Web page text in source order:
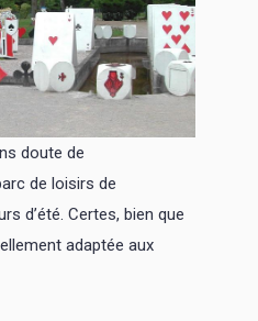
doute de
de loisirs de
d’été. Certes, bien que
adaptée aux